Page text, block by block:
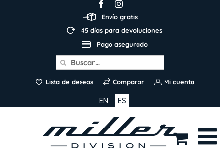
Envío gratis
45 días para devoluciones
Pago asegurado
Search
for:
Lista de deseos Comparar Mi cuenta
ES
EN